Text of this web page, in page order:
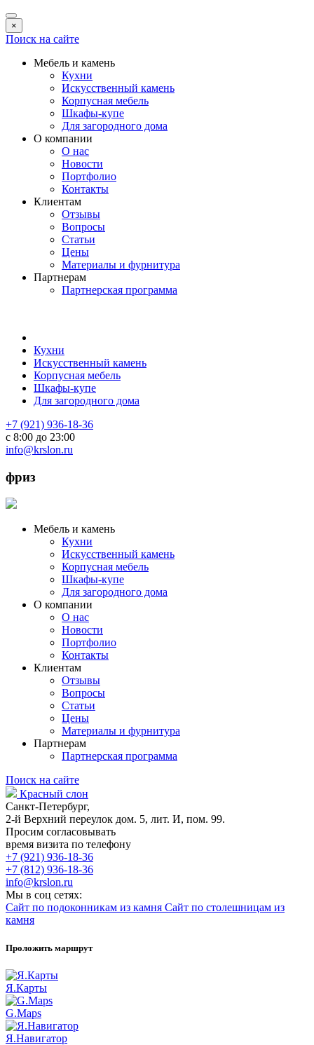
×
Поиск на сайте
Мебель и камень
Кухни
Искусственный камень
Корпусная мебель
Шкафы-купе
Для загородного дома
О компании
О нас
Новости
Портфолио
Контакты
Клиентам
Отзывы
Вопросы
Статьи
Цены
Материалы и фурнитура
Партнерам
Партнерская программа
Кухни
Искусственный камень
Корпусная мебель
Шкафы-купе
Для загородного дома
+7 (921) 936-18-36
с 8:00 до 23:00
info@krslon.ru
фриз
Мебель и камень
Кухни
Искусственный камень
Корпусная мебель
Шкафы-купе
Для загородного дома
О компании
О нас
Новости
Портфолио
Контакты
Клиентам
Отзывы
Вопросы
Статьи
Цены
Материалы и фурнитура
Партнерам
Партнерская программа
Поиск на сайте
Красный слон
Санкт-Петербург,
2-й Верхний переулок дом. 5, лит. И, пом. 99.
Просим согласовывать
время визита по телефону
+7 (921) 936-18-36
+7 (812) 936-18-36
info@krslon.ru
Мы в соц сетях:
Сайт по подоконникам из камня Сайт по столешницам из
камня
Проложить маршрут
Я.Карты
G.Maps
Я.Навигатор